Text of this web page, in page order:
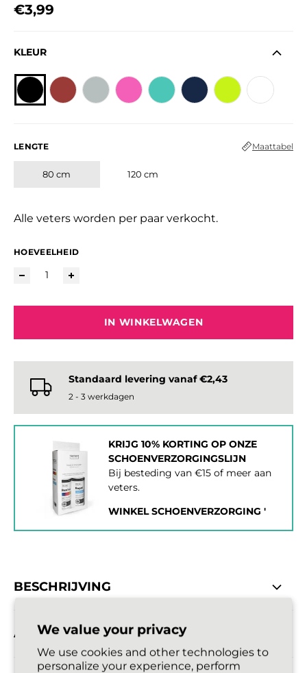
We value your privacy
We use cookies and other technologies to
personalize your experience, perform
Regular price
€3,99
KLEUR
LENGTE Maattabel
80 cm 120 cm
Alle veters worden per paar verkocht.
HOEVEELHEID
IN WINKELWAGEN
Standaard levering vanaf €2,43
2 - 3 werkdagen
KRIJG 10% KORTING OP ONZE
SCHOENVERZORGINGSLIJN
Bij besteding van €15 of meer aan
veters.
WINKEL SCHOENVERZORGING '
BESCHRIJVING
AFMETINGEN